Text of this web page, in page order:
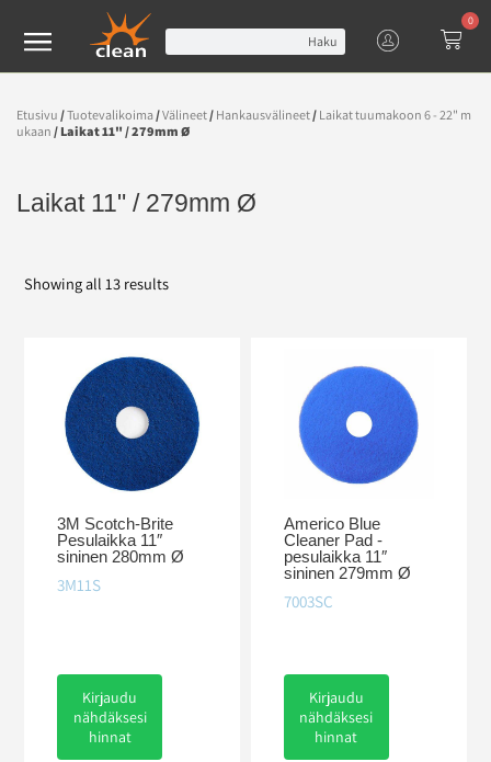
Haku
0
Etusivu /Tuotevalikoima/Välineet/ Hankausvälineet/ Laikat tuumakoon 6 - 22" m
ukaan / Laikat 11" / 279mm Ø
Laikat 11" / 279mm Ø
Showing all 13 results
3M Scotch-Brite
Pesulaikka 11″
sininen 280mm Ø
3M11S
Kirjaudu
nähdäksesi
hinnat
Americo Blue
Cleaner Pad -
pesulaikka 11″
sininen 279mm Ø
7003SC
Kirjaudu
nähdäksesi
hinnat